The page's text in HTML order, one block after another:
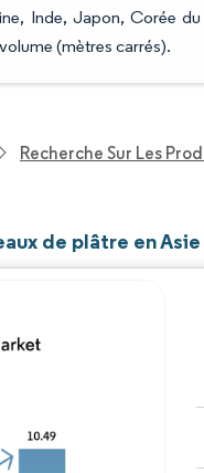
Inde, Japon, Corée du
(mètres carrés).
Recherche Sur Les
de plâtre en